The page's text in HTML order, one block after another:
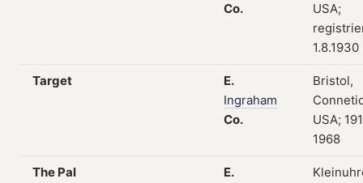
Co.
USA;
1.8.1930
Target
E.
Ingraham
Co.
Bristol,
USA;
1968
The Pal
E.